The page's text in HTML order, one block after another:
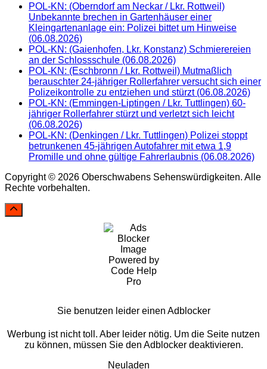
POL-KN: (Oberndorf am Neckar / Lkr. Rottweil)
Unbekannte brechen in Gartenhäuser einer
Kleingartenanlage ein: Polizei bittet um Hinweise
(06.08.2026)
POL-KN: (Gaienhofen, Lkr. Konstanz) Schmierereien
an der Schlossschule (06.08.2026)
POL-KN: (Eschbronn / Lkr. Rottweil) Mutmaßlich
berauschter 24-jähriger Rollerfahrer versucht sich einer
Polizeikontrolle zu entziehen und stürzt (06.08.2026)
POL-KN: (Emmingen-Liptingen / Lkr. Tuttlingen) 60-
jähriger Rollerfahrer stürzt und verletzt sich leicht
(06.08.2026)
POL-KN: (Denkingen / Lkr. Tuttlingen) Polizei stoppt
betrunkenen 45-jährigen Autofahrer mit etwa 1,9
Promille und ohne gültige Fahrerlaubnis (06.08.2026)
Copyright © 2026 Oberschwabens Sehenswürdigkeiten. Alle
Rechte vorbehalten.
Sie benutzen leider einen Adblocker
Werbung ist nicht toll. Aber leider nötig. Um die Seite nutzen
zu können, müssen Sie den Adblocker deaktivieren.
Neuladen